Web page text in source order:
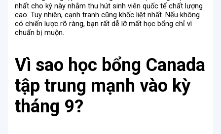
nhất cho kỳ này nhằm thu hút sinh viên quốc tế chất lượng
cao. Tuy nhiên, cạnh tranh cũng khốc liệt nhất. Nếu không
có chiến lược rõ ràng, bạn rất dễ lỡ mất học bổng chỉ vì
chuẩn bị muộn.
Vì sao học bổng Canada
tập trung mạnh vào kỳ
tháng 9?